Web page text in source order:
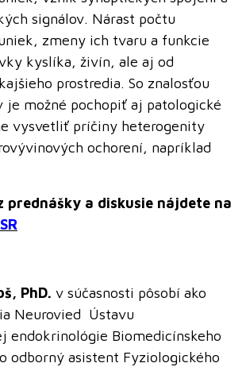
signálov. Nárast počtu
zmeny ich tvaru a funkcie
kyslíka, živín, ale aj od
prostredia. So znalosťou
je možné pochopiť aj patologické
vysvetliť príčiny heterogenity
ochorení, napríklad
prednášky a diskusie nájdete na
PhD. v súčasnosti pôsobí ako
Neurovied Ústavu
endokrinológie Biomedicínskeho
odborný asistent Fyziologického